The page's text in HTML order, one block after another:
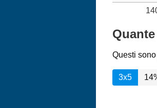
Questi
3x5